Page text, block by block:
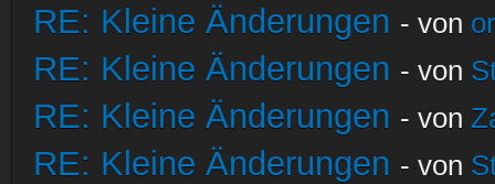
RE: Kleine Änderungen - von
RE: Kleine Änderungen - von
RE: Kleine Änderungen - von
RE: Kleine Änderungen - von